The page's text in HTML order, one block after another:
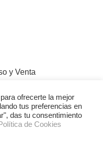
y Venta
ofrecerte la mejor
tus preferencias en
das tu consentimiento
de Cookies